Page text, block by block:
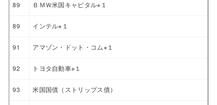
89 ＢＭＷ米国キャピタル※１
89 インテル※１
91 アマゾン・ドット・コム※１
92 トヨタ自動車※１
93 米国国債（ストリップス債）